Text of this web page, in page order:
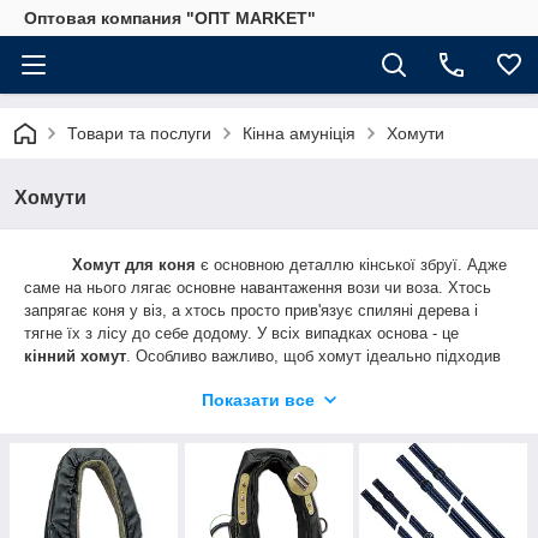
Оптовая компания "ОПТ MARKET"
Товари та послуги Кінна амуніція Хомути
Хомути
Хомут для коня є основною деталлю кінської збруї. Адже
саме на нього лягає основне навантаження вози чи воза. Хтось
запрягає коня у віз, а хтось просто прив'язує спиляні дерева і
тягне їх з лісу до себе додому. У всіх випадках основа - це
кінний хомут. Особливо важливо, щоб хомут ідеально підходив
використання, але і комфортна робота коні. Тому потрібно вміти
шиї у коня потрібно поглянути на розмірну сітку хомутів і вибрати
той, який підходить за розміром. Розміри хомута коливаються від
самого маленького 1 номера до самого великого 9 номери.
Хомути з 8 і 9 розміром виготовляються під замовлення так як
Показати все